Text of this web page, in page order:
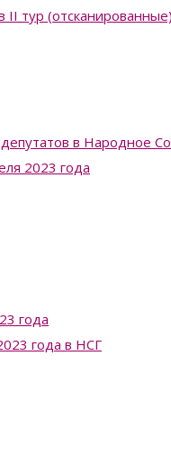
II тур (отсканированные)
в Народное
2023 года
года
года в НСГ